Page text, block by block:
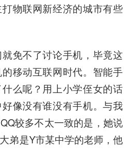
物联网新经济的城市有些
免不了讨论手机，毕竟这
移动互联网时代。智能手
么呢？用上小学侄女的话
像没有谁没有手机。与我
较多不太一致的是，她说
弟是Y市某中学的老师，他